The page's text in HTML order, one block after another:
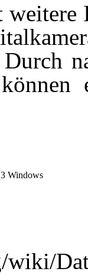
Durch
Windows
um 11:12 Uhr